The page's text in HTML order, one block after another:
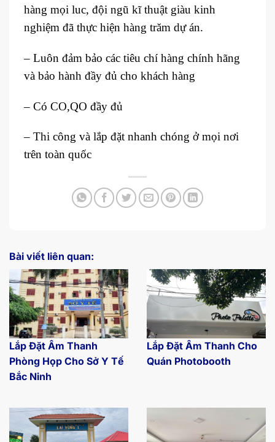
hàng mọi luc, đội ngũ kĩ thuật giàu kinh
nghiệm đã thực hiện hàng trăm dự án.
– Luôn đảm bảo các tiêu chí hàng chính hãng
và bảo hành đầy đủ cho khách hàng
– Có CO,QO đầy đủ
– Thi công và lắp đặt nhanh chóng ở mọi nơi
trên toàn quốc
Bài viết liên quan:
Lắp Đặt Âm Thanh
Phòng Họp Cho Sở Y Tế
Bắc Ninh
Lắp Đặt Âm Thanh Cho
Quán Photobooth